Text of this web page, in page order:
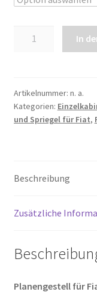
Fiat
Ducato
L5
4035mm
In
Artikelnummer: n. a.
Kategorien:
und Spriegel für Fiat,
Beschreibung
Zusätzliche
Planengestell für